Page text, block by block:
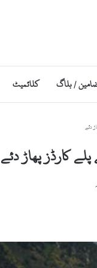
/ بلاگ کلائمیٹ
دئے
کارڈز پھاڑ دئے